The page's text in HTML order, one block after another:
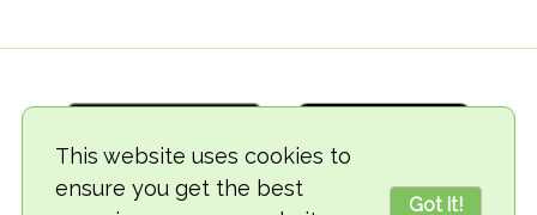
This website uses cookies to
ensure you get the best
Got it!